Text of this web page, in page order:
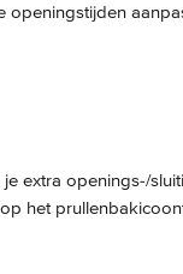
openingstijden
extra openings-/
het